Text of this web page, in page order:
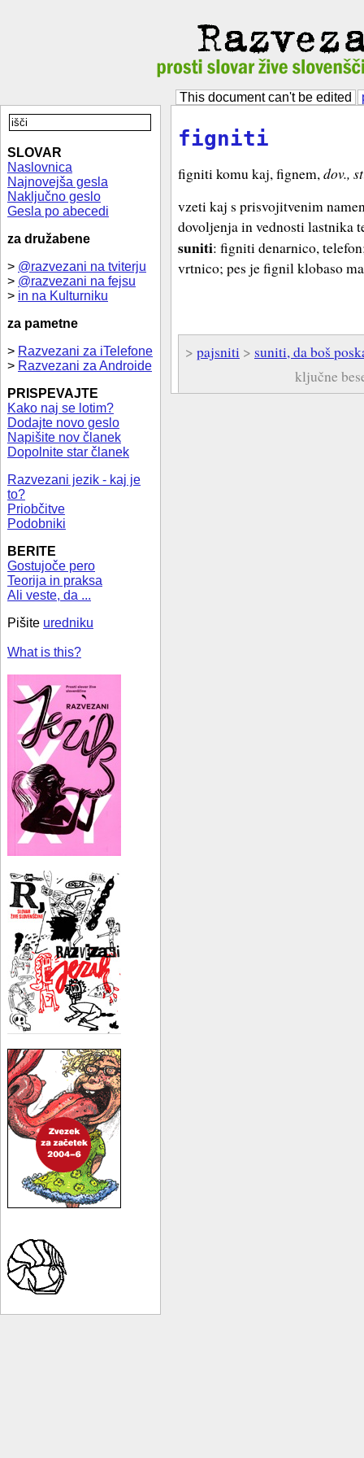
This document can't be edited
SLOVAR
Naslovnica
Najnovejša gesla
Naključno geslo
Gesla po abecedi
za družabene
> @razvezani na tviterju
> @razvezani na fejsu
> in na Kulturniku
za pametne
> Razvezani za iTelefone
> Razvezani za Androide
PRISPEVAJTE
Kako naj se lotim?
Dodajte novo geslo
Napišite nov članek
Dopolnite star članek
Razvezani jezik - kaj je
to?
Priobčitve
Podobniki
BERITE
Gostujoče pero
Teorija in praksa
Ali veste, da ...
Pišite uredniku
What is this?
figniti
figniti komu kaj, fignem,dov.,
vzeti kaj s prisvojitvenim
dovoljenja in vednosti lastnika
suniti: figniti denarnico,
vrtnico; pes je fignil klobaso
> pajsniti > suniti, da boš
ključne